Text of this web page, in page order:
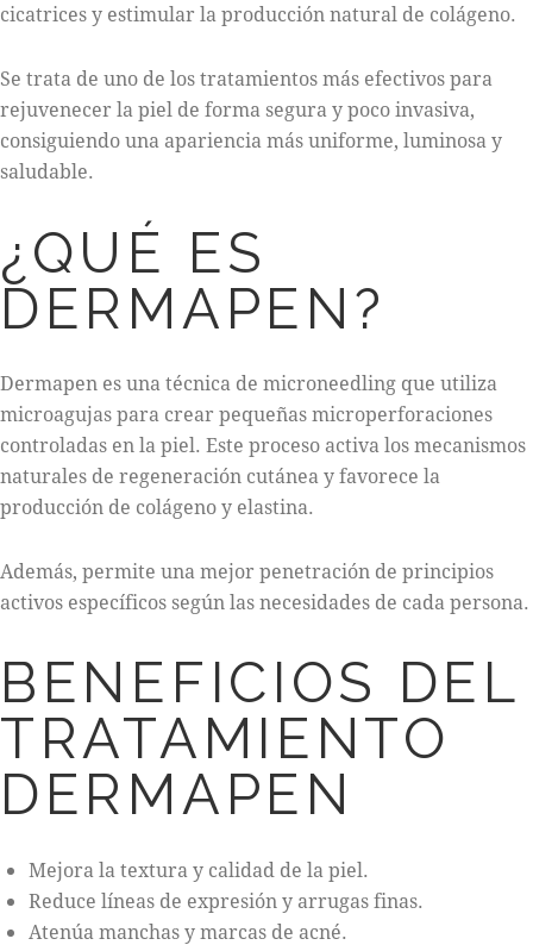
cicatrices y estimular la producción natural de colágeno.
Se trata de uno de los tratamientos más efectivos para
rejuvenecer la piel de forma segura y poco invasiva,
consiguiendo una apariencia más uniforme, luminosa y
saludable.
¿QUÉ ES
DERMAPEN?
Dermapen es una técnica de microneedling que utiliza
microagujas para crear pequeñas microperforaciones
controladas en la piel. Este proceso activa los mecanismos
naturales de regeneración cutánea y favorece la
producción de colágeno y elastina.
Además, permite una mejor penetración de principios
activos específicos según las necesidades de cada persona.
BENEFICIOS DEL
TRATAMIENTO
DERMAPEN
Mejora la textura y calidad de la piel.
Reduce líneas de expresión y arrugas finas.
Atenúa manchas y marcas de acné.